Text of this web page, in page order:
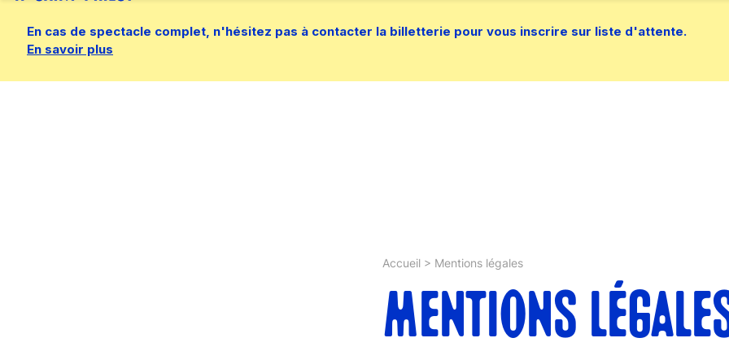
En cas de spectacle complet, n'hésitez pas à contacter la billetterie pour vous inscrire sur liste d'attente.
En savoir plus
Accueil > Mentions légales
MENTIONS